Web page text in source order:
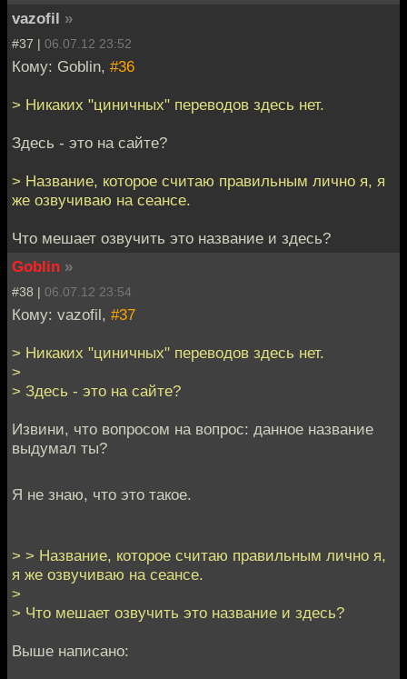
vazofil »
#37 | 06.07.12 23:52
Кому: Goblin, #36
> Никаких "циничных" переводов здесь нет.
Здесь - это на сайте?
> Название, которое считаю правильным лично я, я
же озвучиваю на сеансе.
Что мешает озвучить это название и здесь?
Goblin »
#38 | 06.07.12 23:54
Кому: vazofil, #37
> Никаких "циничных" переводов здесь нет.
>
> Здесь - это на сайте?
Извини, что вопросом на вопрос: данное название
выдумал ты?
Я не знаю, что это такое.
> > Название, которое считаю правильным лично я,
я же озвучиваю на сеансе.
>
> Что мешает озвучить это название и здесь?
Выше написано: